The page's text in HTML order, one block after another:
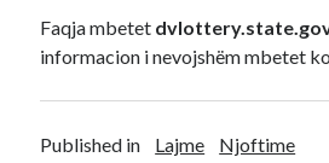
Faqja mbetet
informacion i nevojshëm mbetet
Published in Lajme Njoftime